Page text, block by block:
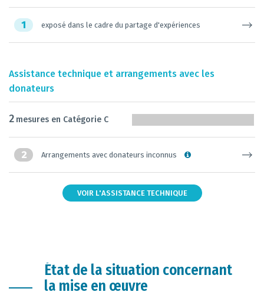
1 exposé dans le cadre du partage d'expériences
Assistance technique et arrangements avec les
donateurs
2 mesures en Catégorie C
2 Arrangements avec donateurs inconnus
VOIR L'ASSISTANCE TECHNIQUE
État de la situation concernant
la mise en œuvre